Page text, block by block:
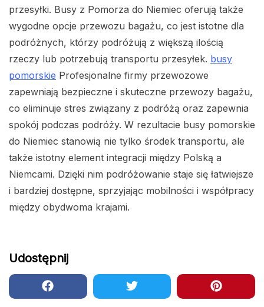
przesyłki. Busy z Pomorza do Niemiec oferują także
wygodne opcje przewozu bagażu, co jest istotne dla
podróżnych, którzy podróżują z większą ilością
rzeczy lub potrzebują transportu przesyłek. busy
pomorskie Profesjonalne firmy przewozowe
zapewniają bezpieczne i skuteczne przewozy bagażu,
co eliminuje stres związany z podróżą oraz zapewnia
spokój podczas podróży. W rezultacie busy pomorskie
do Niemiec stanowią nie tylko środek transportu, ale
także istotny element integracji między Polską a
Niemcami. Dzięki nim podróżowanie staje się łatwiejsze
i bardziej dostępne, sprzyjając mobilności i współpracy
między obydwoma krajami.
Udostępnij